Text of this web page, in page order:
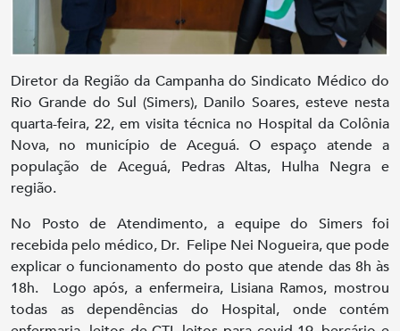
Diretor da Região da Campanha do Sindicato Médico do
Rio Grande do Sul (Simers), Danilo Soares, esteve nesta
quarta-feira, 22, em visita técnica no Hospital da Colônia
Nova, no município de Aceguá. O espaço atende a
população de Aceguá, Pedras Altas, Hulha Negra e
região.
No Posto de Atendimento, a equipe do Simers foi
recebida pelo médico, Dr. Felipe Nei Nogueira, que pode
explicar o funcionamento do posto que atende das 8h às
18h. Logo após, a enfermeira, Lisiana Ramos, mostrou
todas as dependências do Hospital, onde contém